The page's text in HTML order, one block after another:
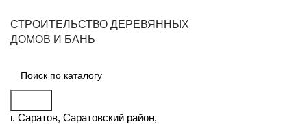
СТРОИТЕЛЬСТВО ДЕРЕВЯННЫХ
ДОМОВ И БАНЬ
г. Саратов, Саратовский район,